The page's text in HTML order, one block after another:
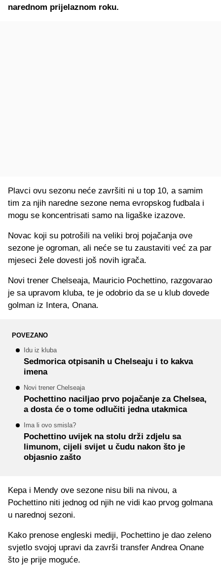
narednom prijelaznom roku.
Plavci ovu sezonu neće završiti ni u top 10, a samim
tim za njih naredne sezone nema evropskog fudbala i
mogu se koncentrisati samo na ligaške izazove.
Novac koji su potrošili na veliki broj pojačanja ove
sezone je ogroman, ali neće se tu zaustaviti već za par
mjeseci žele dovesti još novih igrača.
Novi trener Chelseaja, Mauricio Pochettino, razgovarao
je sa upravom kluba, te je odobrio da se u klub dovede
golman iz Intera, Onana.
POVEZANO
Idu iz kluba
Sedmorica otpisanih u Chelseaju i to kakva
imena
Novi trener Chelseaja
Pochettino naciljao prvo pojačanje za Chelsea,
a dosta će o tome odlučiti jedna utakmica
Ima li ovo smisla?
Pochettino uvijek na stolu drži zdjelu sa
limunom, cijeli svijet u čudu nakon što je
objasnio zašto
Kepa i Mendy ove sezone nisu bili na nivou, a
Pochettino niti jednog od njih ne vidi kao prvog golmana
u narednoj sezoni.
Kako prenose engleski mediji, Pochettino je dao zeleno
svjetlo svojoj upravi da završi transfer Andrea Onane
što je prije moguće.